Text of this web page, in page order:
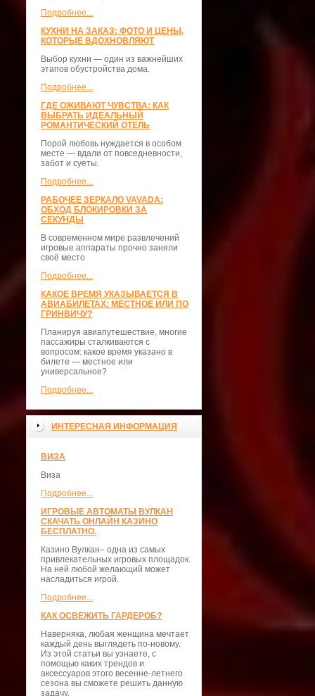
Подробнее...
КУХНИ НА ЗАКАЗ: ФОТО И ЦЕНЫ,
КОТОРЫЕ ВДОХНОВЛЯЮТ
Выбор кухни — один из важнейших
этапов обустройства дома.
Подробнее...
ГДЕ ОЖИВАЮТ ЧУВСТВА: КАК
ВЫБРАТЬ ИДЕАЛЬНЫЙ
РОМАНТИЧЕСКИЙ ОТЕЛЬ
Порой любовь нуждается в особом
месте — вдали от повседневности,
забот и суеты.
Подробнее...
РАБОЧЕЕ ЗЕРКАЛО VAVADA:
ОБХОД БЛОКИРОВКИ ЗА
СЕКУНДЫ
В современном мире развлечений
игровые аппараты прочно заняли
своё место
Подробнее...
КАКОЕ ВРЕМЯ УКАЗЫВАЕТСЯ В
АВИАБИЛЕТАХ: МЕСТНОЕ ИЛИ ПО
ГРИНВИЧУ?
Планируя авиапутешествие, многие
пассажиры сталкиваются с
вопросом: какое время указано в
билете — местное или
универсальное?
Подробнее...
ИНТЕРЕСНАЯ ИНФОРМАЦИЯ
ВИЗА
Виза
Подробнее...
ИГРОВЫЕ АВТОМАТЫ ВУЛКАН
СКАЧАТЬ ОНЛАЙН КАЗИНО
БЕСПЛАТНО.
Казино Вулкан– одна из самых
привлекательных игровых площадок.
На ней любой желающий может
насладиться игрой.
Подробнее...
КАК ОСВЕЖИТЬ ГАРДЕРОБ?
Наверняка, любая женщина мечтает
каждый день выглядеть по-новому.
Из этой статьи вы узнаете, с
помощью каких трендов и
аксессуаров этого весенне-летнего
сезона вы сможете решить данную
задачу.